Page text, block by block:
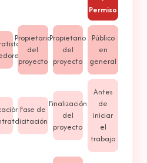
Permiso
Propietario
del
proyecto
Propietario
del
proyecto
Público
en
general
Fase de
licitación
Finalización
del
proyecto
Antes
de
iniciar
el
trabajo